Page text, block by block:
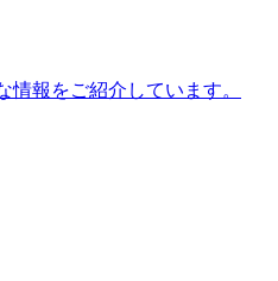
報をご紹介しています。